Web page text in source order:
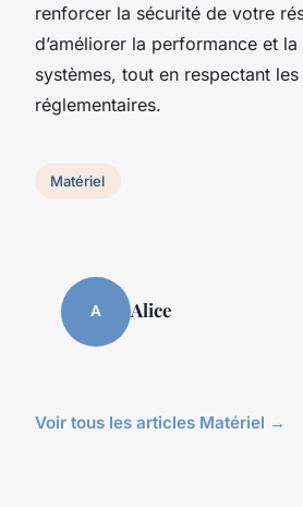
renforcer la sécurité de votre
d’améliorer la performance et
systèmes, tout en respectant
réglementaires.
Matériel
A Alice
Voir tous les articles Matériel →